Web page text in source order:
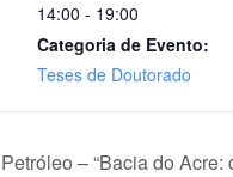
14:00 - 19:00
Categoria de Evento:
Teses de Doutorado
– “Bacia do